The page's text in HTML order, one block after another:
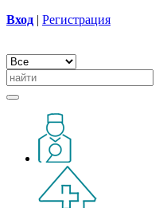
Вход | Регистрация